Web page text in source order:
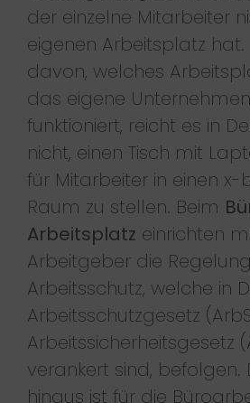
der einzelne Mitarbeiter
eigenen Arbeitsplatz
davon, welches
das eigene
funktioniert, reicht es in
nicht, einen Tisch mit
für Mitarbeiter in einen x-
Raum zu stellen. Beim
Arbeitsplatz einrichten
Arbeitgeber die
Arbeitsschutz, welche in
Arbeitsschutzgesetz
Arbeitssicherheitsgesetz
verankert sind, befolgen.
hinaus ist für die